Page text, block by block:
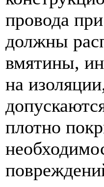
провода
должны
вмятины,
на
плотно